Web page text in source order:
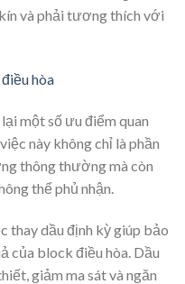
và phải tương thích với
hòa
một số ưu điểm quan
này không chỉ là phần
thông thường mà còn
thể phủ nhận.
thay dầu định kỳ giúp bảo
của block điều hòa. Dầu
giảm ma sát và ngăn